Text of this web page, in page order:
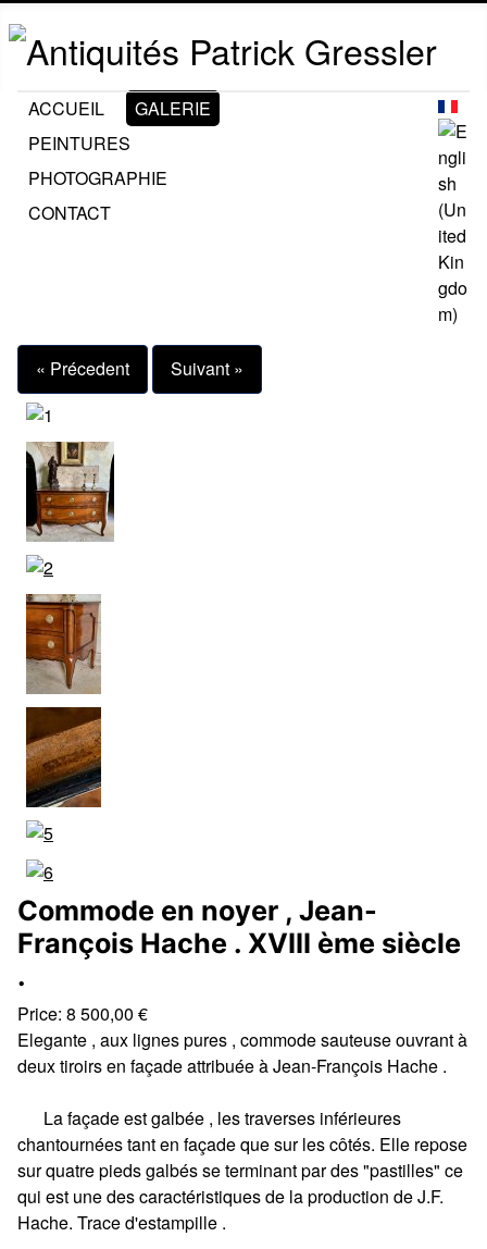
ACCUEIL
GALERIE
PEINTURES
PHOTOGRAPHIE
CONTACT
« Précedent Suivant »
Commode en noyer , Jean-
François Hache . XVIII ème siècle
.
Price: 8 500,00 €
Elegante , aux lignes pures , commode sauteuse ouvrant à
deux tiroirs en façade attribuée à Jean-François Hache .
La façade est galbée , les traverses inférieures
chantournées tant en façade que sur les côtés. Elle repose
sur quatre pieds galbés se terminant par des "pastilles" ce
qui est une des caractéristiques de la production de J.F.
Hache. Trace d'estampille .